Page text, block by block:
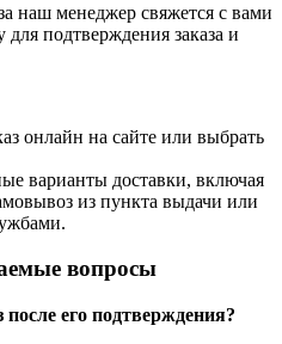
наш менеджер свяжется с вами
подтверждения заказа и
онлайн на сайте или выбрать
варианты доставки, включая
из пункта выдачи или
вопросы
после его подтверждения?